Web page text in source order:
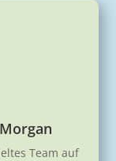
Team auf